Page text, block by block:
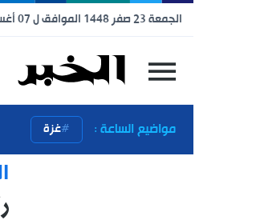
(1)
مواضيع الساعة : غزة
رئيس